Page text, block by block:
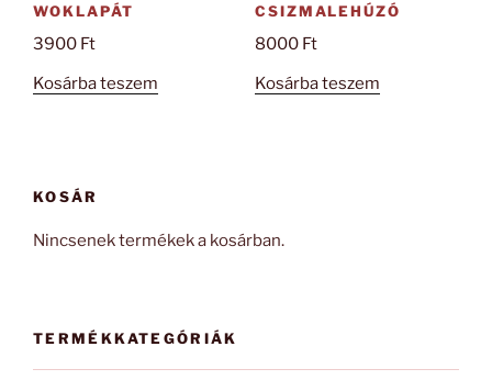
WOKLAPÁT
3900 Ft
Kosárba teszem
CSIZMALEHÚZÓ
8000 Ft
Kosárba teszem
KOSÁR
Nincsenek termékek a kosárban.
TERMÉKKATEGÓRIÁK